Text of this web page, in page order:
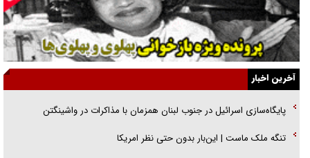
اهل خدمت بی‌منت بود
جزئیات شکنجه‌هایم فراتر از آن است که در بیان بگنجد!
پلیس
آخرین اخبار
پایگاه‌سازی اسرائیل در جنوب لبنان همزمان با مذاکرات در واشینگتن
تنگه ملک ماست | این‌بار بدون حتی نظر امریکا